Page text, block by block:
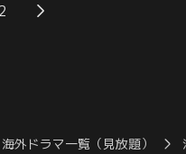
2
海外ドラマ一覧（見放題）